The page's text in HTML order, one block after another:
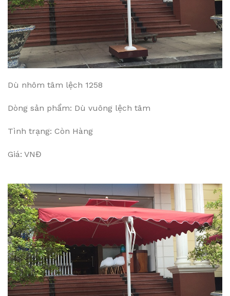
Dù nhôm tâm lệch 1258
Dòng sản phẩm: Dù vuông lệch tâm
Tình trạng: Còn Hàng
Giá: VNĐ